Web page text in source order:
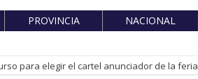
PROVINCIA NACIONAL
para elegir el cartel anunciador de la feria